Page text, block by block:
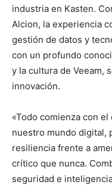
industria en Kasten.
Alcion, la experiencia
gestión de datos y
con un profundo
y la cultura de Veeam,
innovación.
«Todo comienza con
nuestro mundo digital,
resiliencia frente a
crítico que nunca.
seguridad e